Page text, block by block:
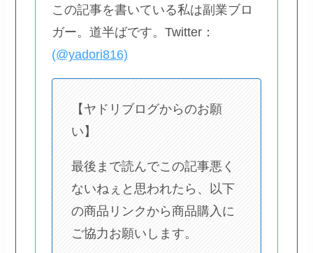
この記事を書いている私は副業ブロ
ガー。道半ばです。Twitter：
(@yadori816)
【ヤドリブログからのお願
い】
最後まで読んでこの記事悪く
ないねぇと思われたら、以下
の商品リンクから商品購入に
ご協力お願いします。